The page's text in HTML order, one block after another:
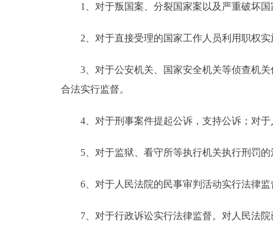
便民服务
1、对于叛国案、分裂国家案以及严重破坏国
2、对于直接受理的国家工作人员利用职权实
3、对于公安机关、国家安全机关等侦查机关
合法实行监督。
4、对于刑事案件提起公诉，支持公诉；对于
5、对于监狱、看守所等执行机关执行刑罚的
6、对于人民法院的民事审判活动实行法律监
7、对于行政诉讼实行法律监督。对人民法院